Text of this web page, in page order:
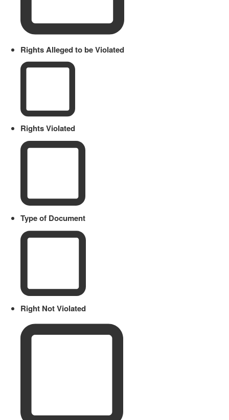
Rights Alleged to be Violated
Rights Violated
Type of Document
Right Not Violated